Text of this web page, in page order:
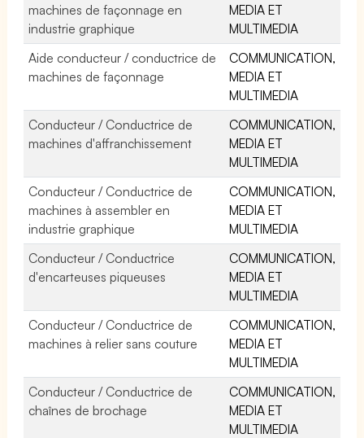
machines de façonnage en
industrie graphique
MEDIA ET
MULTIMEDIA
Aide conducteur / conductrice de
machines de façonnage
COMMUNICATION,
MEDIA ET
MULTIMEDIA
Conducteur / Conductrice de
machines d'affranchissement
COMMUNICATION,
MEDIA ET
MULTIMEDIA
Conducteur / Conductrice de
machines à assembler en
industrie graphique
COMMUNICATION,
MEDIA ET
MULTIMEDIA
Conducteur / Conductrice
d'encarteuses piqueuses
COMMUNICATION,
MEDIA ET
MULTIMEDIA
Conducteur / Conductrice de
machines à relier sans couture
COMMUNICATION,
MEDIA ET
MULTIMEDIA
Conducteur / Conductrice de
chaînes de brochage
COMMUNICATION,
MEDIA ET
MULTIMEDIA